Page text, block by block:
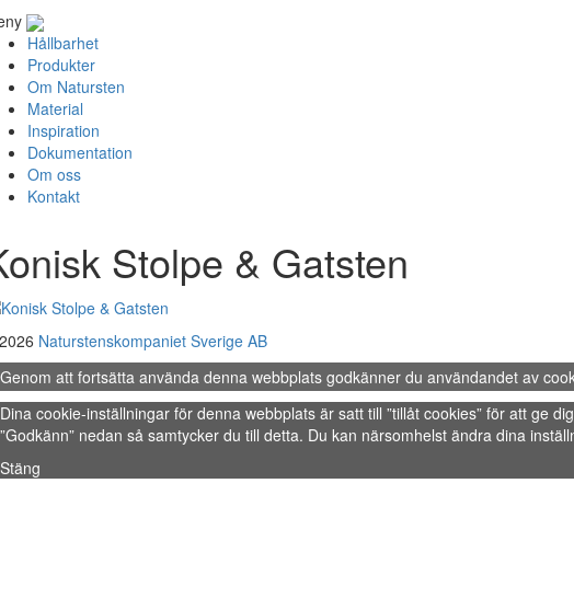
Hållbarhet
Produkter
Om Natursten
Material
Inspiration
Dokumentation
Om oss
Kontakt
Stolpe & Gatsten
Naturstenskompaniet Sverige AB
Genom att fortsätta använda denna webbplats godkänner du användandet av
Dina cookie-inställningar för denna webbplats är satt till ”tillåt cookies” för att ge
”Godkänn” nedan så samtycker du till detta. Du kan närsomhelst ändra dina
Stäng